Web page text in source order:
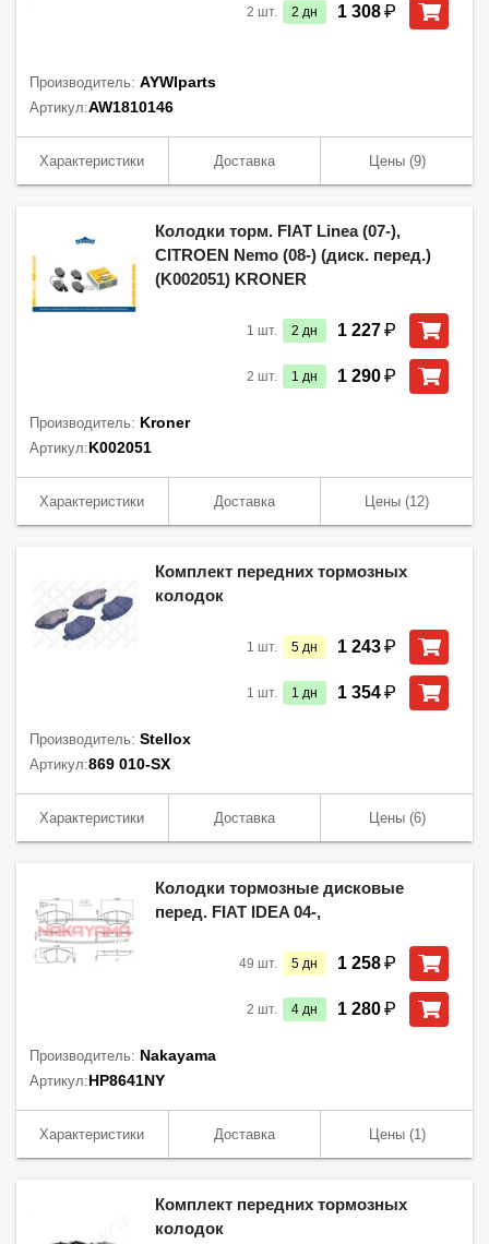
2 шт. 2 дн 1 308₽
Производитель: AYWIparts
Артикул:AW1810146
Характеристики Доставка Цены(9)
Колодки торм. FIAT Linea (07-),
CITROEN Nemo (08-) (диск. перед.)
(K002051) KRONER
1 шт. 2 дн 1 227₽
2 шт. 1 дн 1 290₽
Производитель: Kroner
Артикул:K002051
Характеристики Доставка Цены (12)
Комплект передних тормозных
колодок
1 шт. 5 дн 1 243₽
1 шт. 1 дн 1 354₽
Производитель: Stellox
Артикул:869 010-SX
Характеристики Доставка Цены(6)
Колодки тормозные дисковые
перед. FIAT IDEA 04-,
49 шт. 5 дн 1 258₽
2 шт. 4 дн 1 280₽
Производитель: Nakayama
Артикул:HP8641NY
Характеристики Доставка Цены(1)
Комплект передних тормозных
колодок